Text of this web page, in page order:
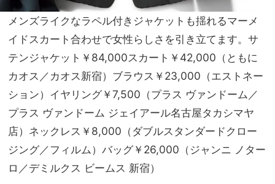
メンズライクなラペル付きジャケットも揺れるマーメ
イドスカート合わせで女性らしさを引き立てます。サ
テンジャケット￥84,000スカート￥42,000（ともに
カオス／カオス新宿）ブラウス￥23,000（エストネー
ション）イヤリング￥7,500（プラス ヴァンドーム／
プラス ヴァンドーム ジェイアール名古屋タカシマヤ
店）ネックレス￥8,000（ダブルスタンダードクロー
ジング／フィルム）バッグ￥26,000（ジャンニ ノター
ロ／デミルクス ビームス 新宿）